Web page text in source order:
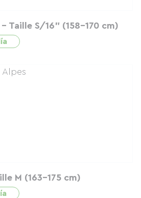
- Taille S/16" (158-170 cm)
M (163-175 cm)